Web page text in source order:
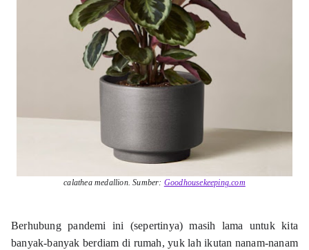
calathea medallion. Sumber: Goodhousekeeping.com
Berhubung pandemi ini (sepertinya) masih lama untuk kita
banyak-banyak berdiam di rumah, yuk lah ikutan nanam-nanam